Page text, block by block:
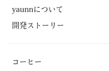
yaunnについて
開発ストーリー
コーヒー